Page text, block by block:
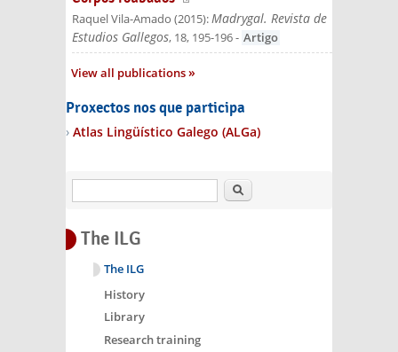
Raquel Vila-Amado (2015):Madrygal. Revista de
Estudios Gallegos, 18, 195-196- Artigo
View all publications
Proxectos nos que participa
Atlas Lingüístico Galego (ALGa)
Search
The ILG
The ILG
History
Library
Research training